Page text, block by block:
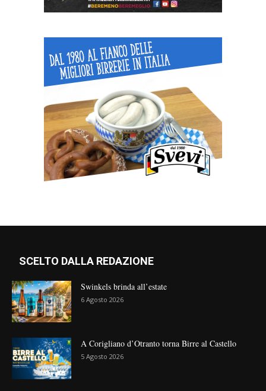
SCELTO DALLA REDAZIONE
Swinkels brinda all’estate
6 Agosto 2026
A Corigliano d’Otranto torna Birre al Castello
5 Agosto 2026